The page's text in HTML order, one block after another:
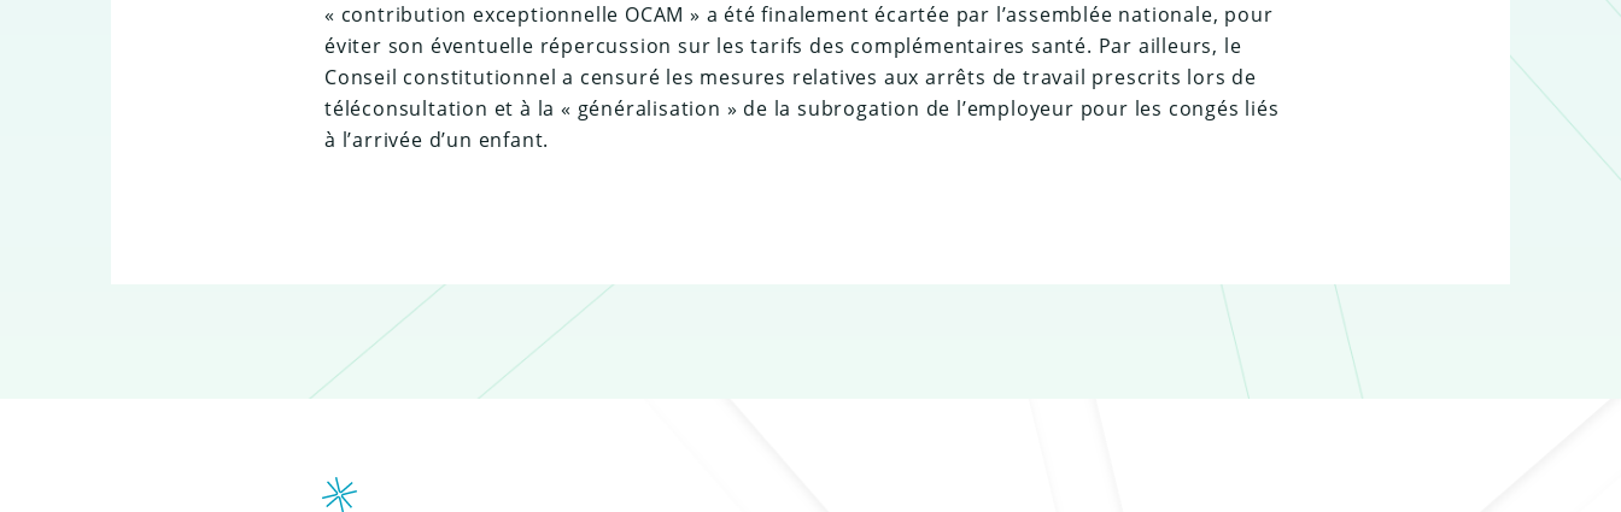
« contribution exceptionnelle OCAM » a été finalement écartée par l’assemblée nationale, pour
éviter son éventuelle répercussion sur les tarifs des complémentaires santé. Par ailleurs, le
Conseil constitutionnel a censuré les mesures relatives aux arrêts de travail prescrits lors de
téléconsultation et à la « généralisation » de la subrogation de l’employeur pour les congés liés
à l’arrivée d’un enfant.